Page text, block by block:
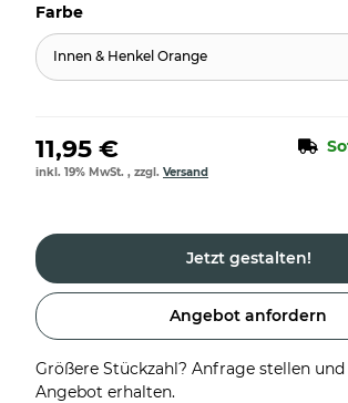
Farbe
Innen & Henkel Orange
11,95 €
inkl. 19% MwSt. , zzgl. Versand
Jetzt gestalten!
Angebot anfordern
Größere Stückzahl? Anfrage stellen
Angebot erhalten.